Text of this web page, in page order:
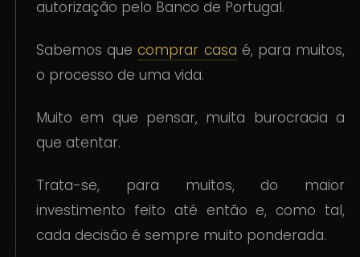
autorização pelo Banco de Portugal.
Sabemos quecomprar casa é, para muitos,
o processo de uma vida.
Muito em que pensar, muita burocracia a
que atentar.
Trata-se, para muitos, do maior
investimento feito até então e, como tal,
cada decisão é sempre muito ponderada.